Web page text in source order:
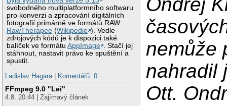
svobodného multiplatformního softwaru
pro konverzi a zpracování digitálních
fotografií primárně ve formátů RAW
RawTherapee (Wikipedie ). Vedle
zdrojových kódů je k dispozici také
balíček ve formátuAppImage . Stačí jej
stáhnout, nastavit právo ke spuštění a
spustit.
Ladislav Hagara
Komentářů: 0
FFmpeg 9.0 "Lei"
4.8. 20:44 | Zajímavý článek
nemůže
nahradil
Ott.